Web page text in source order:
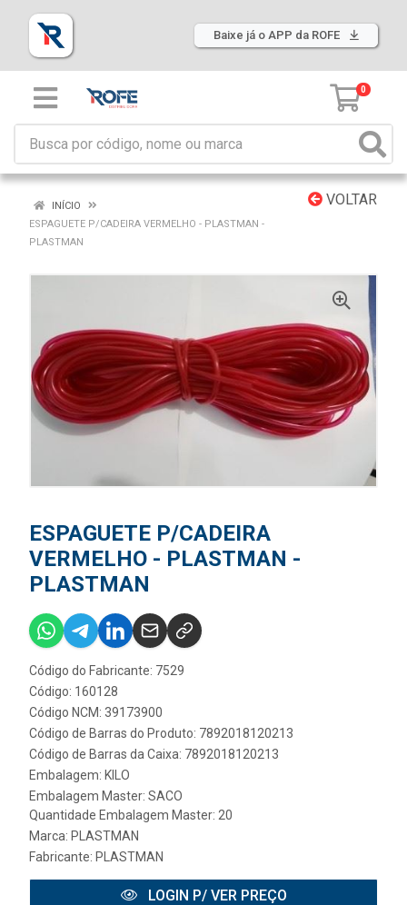
Baixe já o APP da ROFE
0
VOLTAR
INÍCIO
ESPAGUETE P/CADEIRA VERMELHO - PLASTMAN -
PLASTMAN
ESPAGUETE P/CADEIRA
VERMELHO - PLASTMAN -
PLASTMAN
Código do Fabricante: 7529
Código: 160128
Código NCM: 39173900
Código de Barras do Produto: 7892018120213
Código de Barras da Caixa: 7892018120213
Embalagem: KILO
Embalagem Master: SACO
Quantidade Embalagem Master: 20
Marca: PLASTMAN
Fabricante: PLASTMAN
LOGIN P/ VER PREÇO